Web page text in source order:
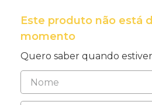
Este produto não está
momento
Quero saber quando